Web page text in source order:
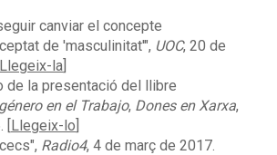
canviar el concepte
de 'masculinitat'", UOC, 20 de
Llegeix-la]
de la presentació del llibre
en el Trabajo, Dones en Xarxa,
[Llegeix-lo]
Radio4, 4 de març de 2017.